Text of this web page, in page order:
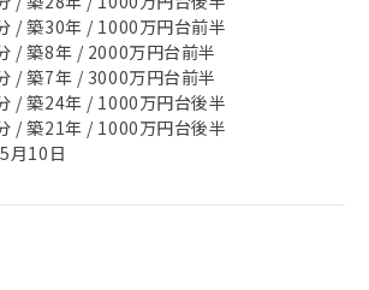
/ 築30年 / 1000万円台前半
/ 築8年 / 2000万円台前半
/ 築7年 / 3000万円台前半
/ 築24年 / 1000万円台後半
/ 築21年 / 1000万円台後半
月10日